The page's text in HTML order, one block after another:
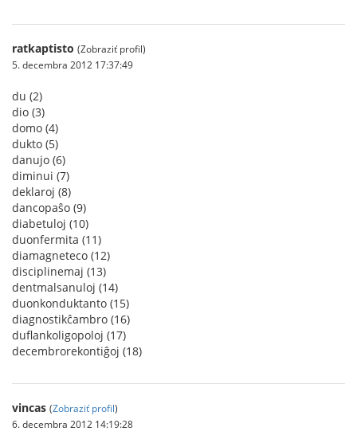
ratkaptisto (Zobraziť profil)
5. decembra 2012 17:37:49
du (2)
dio (3)
domo (4)
dukto (5)
danujo (6)
diminui (7)
deklaroj (8)
dancopaŝo (9)
diabetuloj (10)
duonfermita (11)
diamagneteco (12)
disciplinemaj (13)
dentmalsanuloj (14)
duonkonduktanto (15)
diagnostikĉambro (16)
duflankoligopoloj (17)
decembrorekontiĝoj (18)
vincas (Zobraziť profil)
6. decembra 2012 14:19:28